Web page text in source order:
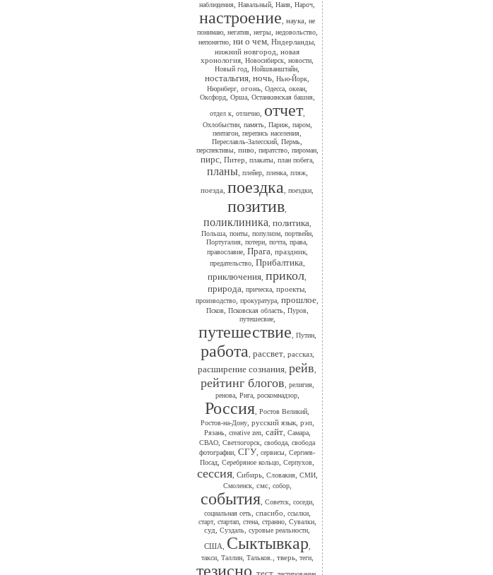
наблюдения Навальный Наив Нароч
настроение наука
не
понимаю, негатив, негры, недовольство,
непонятно ни о чем Нидерланды
нижний новгород новая
хронология Новосибирск новости
Новый год Нойшванштайн
ностальгия ночь Нью-Йорк
Нюрнберг огонь Одесса океан
Оксфорд, Орша, Останкинская башня,
отдел к, отлично, отчет,
Охлобыстин, память, Париж, паром,
пентагон перепись населения
Переславль-Залесский Пермь
перспективы, пиво пиратство, пироман,
пирс, Питер плакаты, план побега,
планы, плейер, пленка, пляж,
поезда поездка поездки
позитив
поликлиника политика
Польша, понты, популизм, портвейн,
Португалия потери почта права
православие, Прага праздник,
предательство, Прибалтика
приключения прикол
природа прическа проекты
производство прокуратура прошлое
Псков, Псковская область, Пуров,
путешесвие,
путешествие Путин,
работа рассвет, рассказ,
расширение сознания рейв
рейтинг блогов религия,
ренова, Рига, роскомнадзор,
Россия Ростов Великий
Ростов-на-Дону, русский язык, рэп,
Рязань, сreative zen, сайт, Самара,
СВАО Светлогорск свобода свобода
фотографии СГУ сервисы Сергиев-
Посад Серебряное кольцо Серпухов
сессия, Сибирь, Словакия, СМИ,
Смоленск, смс, собор,
события Советск, соседи,
социальная сеть, спасибо ссылки,
старт, стартап, стена, странно, Сувалки,
суд
Суздаль суровые реальности
США
Сыктывкар
такси, Таллин, Тальков. тверь, теги,
тезисно